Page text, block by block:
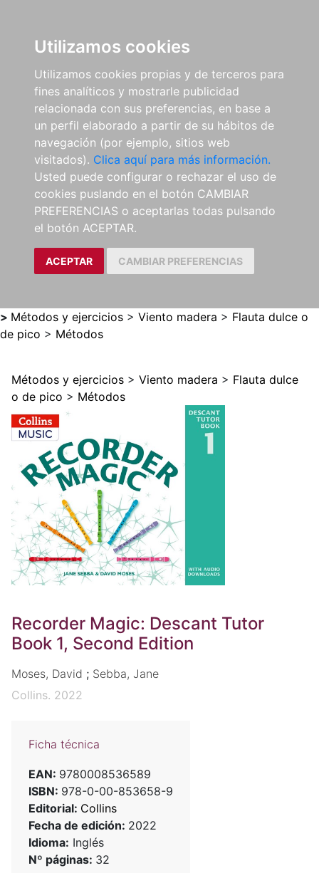
Utilizamos cookies
Utilizamos cookies propias y de terceros para
fines analíticos y mostrarle publicidad
relacionada con sus preferencias, en base a
un perfil elaborado a partir de su hábitos de
navegación (por ejemplo, sitios web
visitados). Clica aquí para más información.
Usted puede configurar o rechazar el uso de
cookies puslando en el botón CAMBIAR
PREFERENCIAS o aceptarlas todas pulsando
el botón ACEPTAR.
ACEPTAR CAMBIAR PREFERENCIAS
> Métodos y ejercicios > Viento madera > Flauta dulce o
de pico > Métodos
Métodos y ejercicios > Viento madera > Flauta dulce
o de pico > Métodos
Recorder Magic: Descant Tutor
Book 1, Second Edition
Moses, David ; Sebba, Jane
Collins. 2022
Ficha técnica
EAN: 9780008536589
ISBN: 978-0-00-853658-9
Editorial: Collins
Fecha de edición: 2022
Idioma: Inglés
Nº páginas: 32